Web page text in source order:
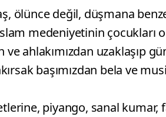
ölünce değil, düşmana
medeniyetinin çocukları
ahlakımızdan uzaklaşıp
başımızdan bela ve
piyango, sanal kumar,